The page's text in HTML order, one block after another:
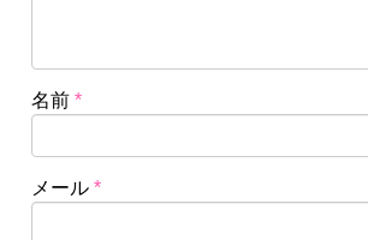
名前 *
メール *